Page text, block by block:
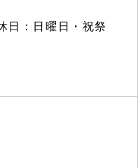
日：日曜日・祝祭